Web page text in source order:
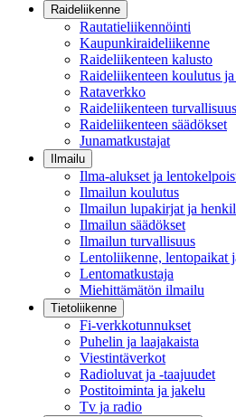
Raideliikenne
Rautatieliikennöinti
Kaupunkiraideliikenne
Raideliikenteen kalusto
Raideliikenteen koulutus
Rataverkko
Raideliikenteen
Raideliikenteen säädökset
Junamatkustajat
Ilmailu
Ilma-alukset ja
Ilmailun koulutus
Ilmailun lupakirjat ja
Ilmailun säädökset
Ilmailun turvallisuus
Lentoliikenne, lentopaikat
Lentomatkustaja
Miehittämätön ilmailu
Tietoliikenne
Fi-verkkotunnukset
Puhelin ja laajakaista
Viestintäverkot
Radioluvat ja -taajuudet
Postitoiminta ja jakelu
Tv ja radio